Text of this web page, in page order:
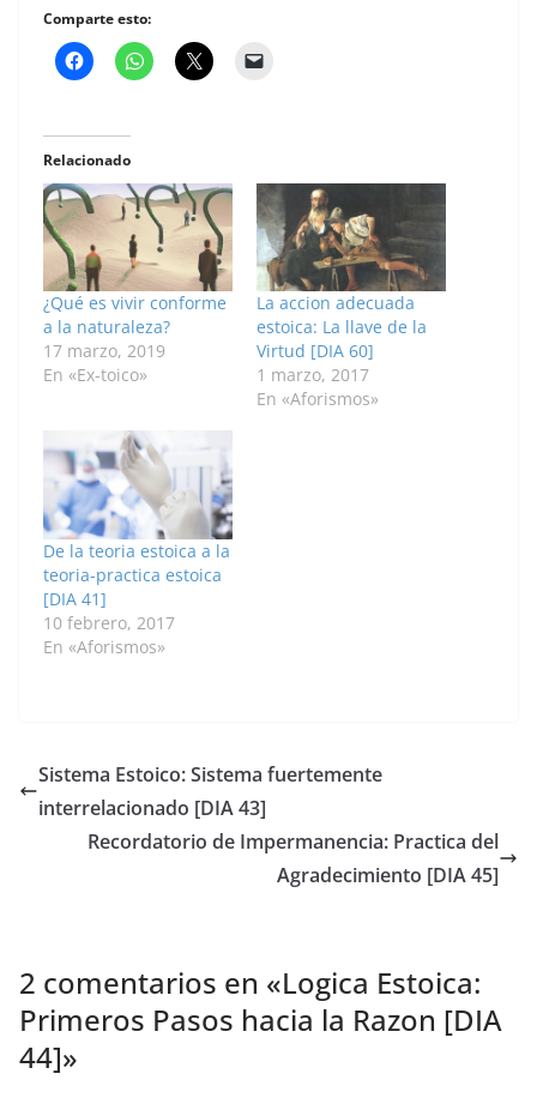
Comparte esto:
Relacionado
¿Qué es vivir conforme
a la naturaleza?
17 marzo, 2019
En «Ex-toico»
La accion adecuada
estoica: La llave de la
Virtud [DIA 60]
1 marzo, 2017
En «Aforismos»
De la teoria estoica a la
teoria-practica estoica
[DIA 41]
10 febrero, 2017
En «Aforismos»
Sistema Estoico: Sistema fuertemente
interrelacionado [DIA 43]
Recordatorio de Impermanencia: Practica del
Agradecimiento [DIA 45]
2 comentarios en «Logica Estoica:
Primeros Pasos hacia la Razon [DIA
44]»